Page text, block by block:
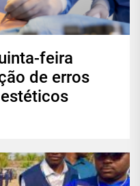
feira
de erros